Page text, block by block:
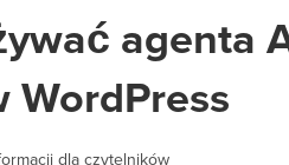
agenta
dla czytelników